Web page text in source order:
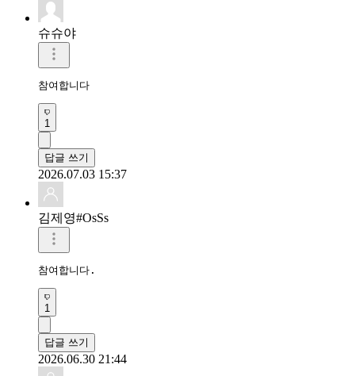
슈슈야
참여합니다
1
답글 쓰기
2026.07.03 15:37
김제영#OsSs
참여합니다.
1
답글 쓰기
2026.06.30 21:44